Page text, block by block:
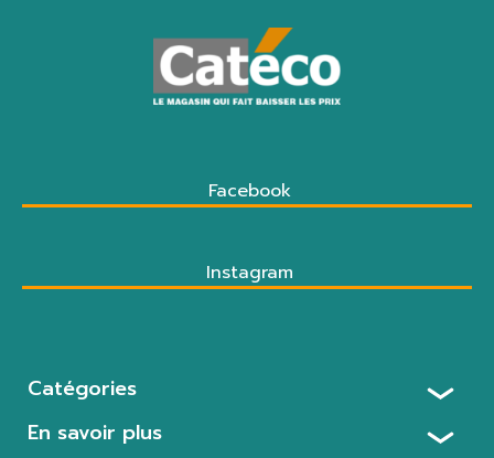
Facebook
Instagram
Catégories
En savoir plus